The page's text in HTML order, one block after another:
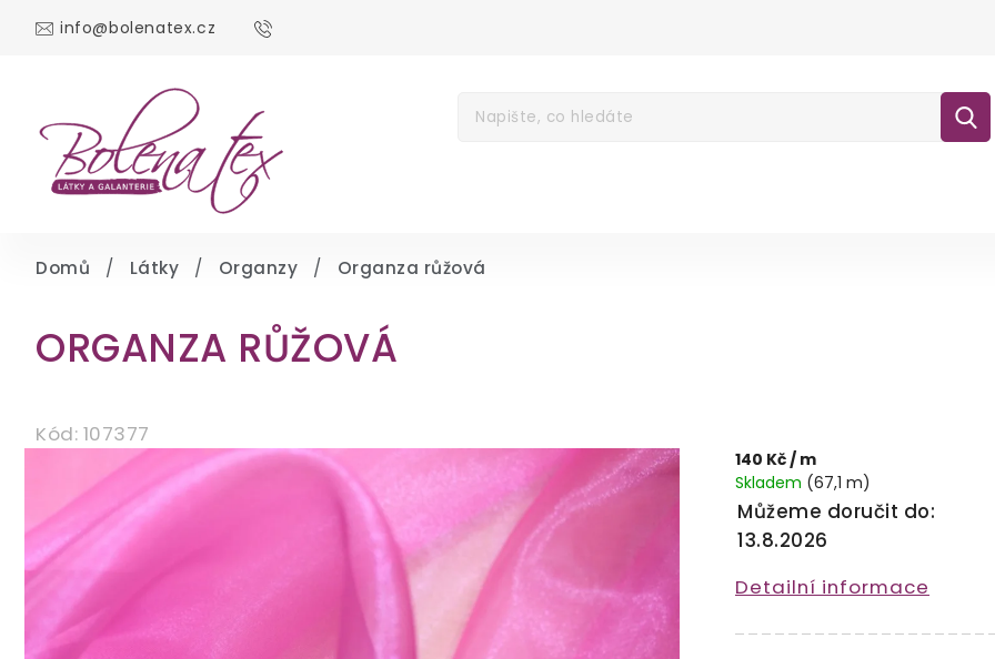
info@bolenatex.cz
Domů / Látky / Organzy / Organza růžová
ORGANZA RŮŽOVÁ
Kód: 107377
140 Kč/ m
Skladem (67,1 m)
Můžeme doručit do:
13.8.2026
Detailní informace